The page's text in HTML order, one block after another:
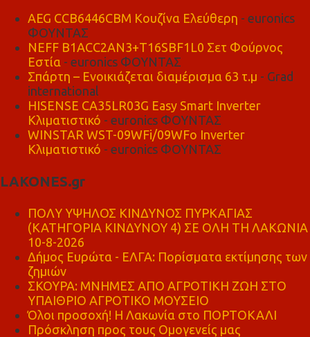
AEG CCB6446CBM Κουζίνα Ελεύθερη - euronics
ΦΟΥΝΤΑΣ
NEFF B1ACC2AN3+T16SBF1L0 Σετ Φούρνος
Εστία - euronics ΦΟΥΝΤΑΣ
Σπάρτη – Ενοικιάζεται διαμέρισμα 63 τ.μ - Grad
international
HISENSE CA35LR03G Easy Smart Inverter
Κλιματιστικό - euronics ΦΟΥΝΤΑΣ
WINSTAR WST-09WFi/09WFo Inverter
Κλιματιστικό - euronics ΦΟΥΝΤΑΣ
LAKONES.gr
ΠΟΛΥ ΥΨΗΛΟΣ ΚΙΝΔΥΝΟΣ ΠΥΡΚΑΓΙΑΣ
(ΚΑΤΗΓΟΡΙΑ ΚΙΝΔΥΝΟΥ 4) ΣΕ ΟΛΗ ΤΗ ΛΑΚΩΝΙΑ
10-8-2026
Δήμος Ευρώτα - ΕΛΓΑ: Πορίσματα εκτίμησης των
ζημιών
ΣΚΟΥΡΑ: ΜΝΗΜΕΣ ΑΠΟ ΑΓΡΟΤΙΚΗ ΖΩΗ ΣΤΟ
ΥΠΑΙΘΡΙΟ ΑΓΡΟΤΙΚΟ ΜΟΥΣΕΙΟ
Όλοι προσοχή! Η Λακωνία στο ΠΟΡΤΟΚΑΛΙ
Πρόσκληση προς τους Ομογενείς μας